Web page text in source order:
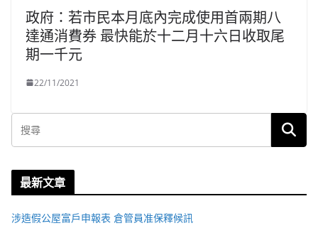
政府：若市民本月底內完成使用首兩期八
達通消費券 最快能於十二月十六日收取尾
期一千元
22/11/2021
最新文章
涉造假公屋富戶申報表 倉管員准保釋候訊